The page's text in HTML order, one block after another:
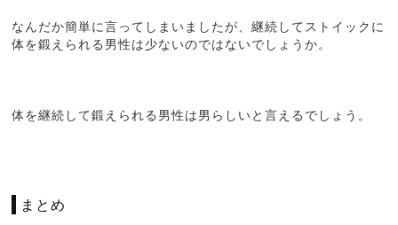
なんだか簡単に言ってしまいましたが、継続してストイックに
体を鍛えられる男性は少ないのではないでしょうか。
体を継続して鍛えられる男性は男らしいと言えるでしょう。
まとめ